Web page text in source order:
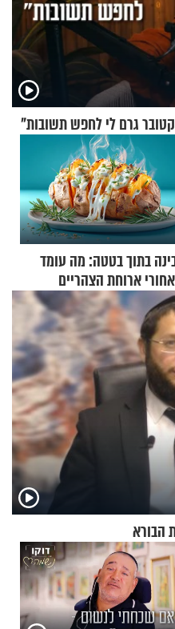
בתוך בטטה: מה עומד
ארוחת הצהריים
את הרשת?
הבורא